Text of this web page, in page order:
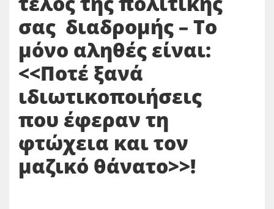
σας διαδρομής – Το
μόνο αληθές είναι:
<<Ποτέ ξανά
ιδιωτικοποιήσεις
που έφεραν τη
φτώχεια και τον
μαζικό θάνατο>>!